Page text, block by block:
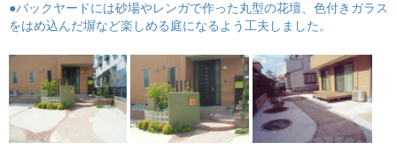
●バックヤードには砂場やレンガで作った丸型の花壇、色付きガラス
をはめ込んだ塀など楽しめる庭になるよう工夫しました。